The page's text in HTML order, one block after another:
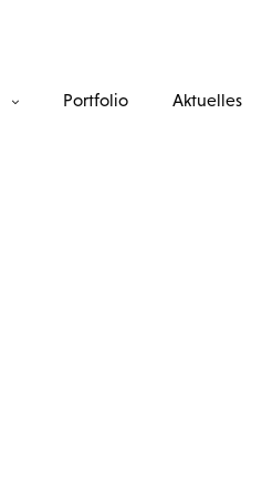
Portfolio Aktuelles